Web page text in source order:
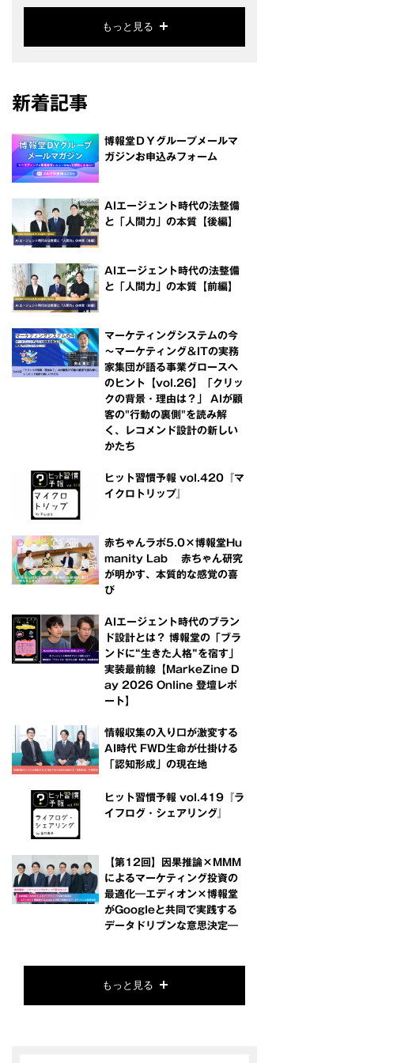
もっと見る
新着記事
博報堂ＤＹグループメールマ
ガジンお申込みフォーム
AIエージェント時代の法整備
と「人間力」の本質【後編】
AIエージェント時代の法整備
と「人間力」の本質【前編】
マーケティングシステムの今
～マーケティング＆ITの実務
家集団が語る事業グロースへ
のヒント【vol.26】「クリッ
クの背景・理由は？」 AIが顧
客の"行動の裏側"を読み解
く、レコメンド設計の新しい
かたち
ヒット習慣予報 vol.420『マ
イクロトリップ』
赤ちゃんラボ5.0×博報堂Hu
manity Lab 赤ちゃん研究
が明かす、本質的な感覚の喜
び
AIエージェント時代のブラン
ド設計とは？ 博報堂の「ブラ
ンドに“生きた人格”を宿す」
実装最前線【MarkeZine D
ay 2026 Online 登壇レポ
ート】
情報収集の入り口が激変する
AI時代 FWD生命が仕掛ける
「認知形成」の現在地
ヒット習慣予報 vol.419『ラ
イフログ・シェアリング』
【第12回】因果推論×MMM
によるマーケティング投資の
最適化―エディオン×博報堂
がGoogleと共同で実践する
データドリブンな意思決定―
もっと見る